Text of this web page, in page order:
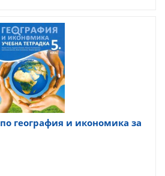
география и икономика за